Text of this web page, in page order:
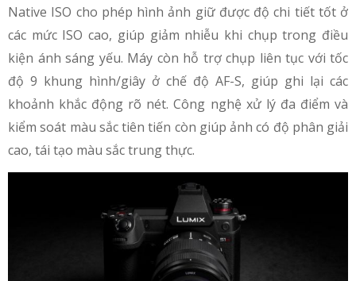
Native ISO cho phép hình ảnh giữ được độ chi tiết tốt ở
các mức ISO cao, giúp giảm nhiễu khi chụp trong điều
kiện ánh sáng yếu. Máy còn hỗ trợ chụp liên tục với tốc
độ 9 khung hình/giây ở chế độ AF-S, giúp ghi lại các
khoảnh khắc động rõ nét. Công nghệ xử lý đa điểm và
kiểm soát màu sắc tiên tiến còn giúp ảnh có độ phân giải
cao, tái tạo màu sắc trung thực.